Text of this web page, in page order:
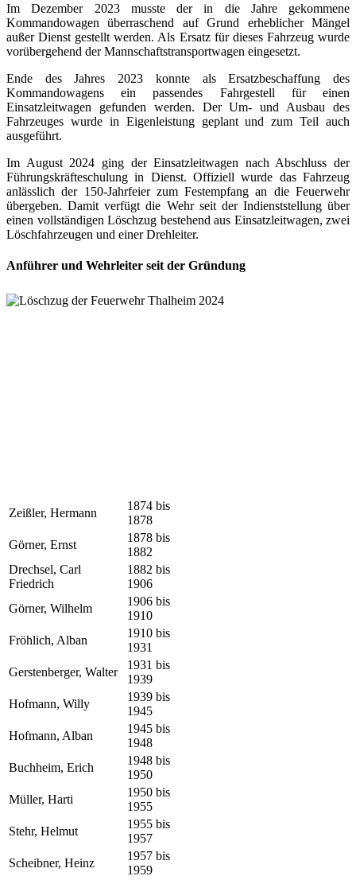
Im Dezember 2023 musste der in die Jahre gekommene
Kommandowagen überraschend auf Grund erheblicher Mängel
außer Dienst gestellt werden. Als Ersatz für dieses Fahrzeug wurde
vorübergehend der Mannschaftstransportwagen eingesetzt.
Ende des Jahres 2023 konnte als Ersatzbeschaffung des
Kommandowagens ein passendes Fahrgestell für einen
Einsatzleitwagen gefunden werden. Der Um- und Ausbau des
Fahrzeuges wurde in Eigenleistung geplant und zum Teil auch
ausgeführt.
Im August 2024 ging der Einsatzleitwagen nach Abschluss der
Führungskräfteschulung in Dienst. Offiziell wurde das Fahrzeug
anlässlich der 150-Jahrfeier zum Festempfang an die Feuerwehr
übergeben. Damit verfügt die Wehr seit der Indienststellung über
einen vollständigen Löschzug bestehend aus Einsatzleitwagen, zwei
Löschfahrzeugen und einer Drehleiter.
Anführer und Wehrleiter seit der Gründung
Zeißler, Hermann
1874 bis
1878
Görner, Ernst
1878 bis
1882
Drechsel, Carl
Friedrich
1882 bis
1906
Görner, Wilhelm
1906 bis
1910
Fröhlich, Alban
1910 bis
1931
Gerstenberger, Walter
1931 bis
1939
Hofmann, Willy
1939 bis
1945
Hofmann, Alban
1945 bis
1948
Buchheim, Erich
1948 bis
1950
Müller, Harti
1950 bis
1955
Stehr, Helmut
1955 bis
1957
Scheibner, Heinz
1957 bis
1959